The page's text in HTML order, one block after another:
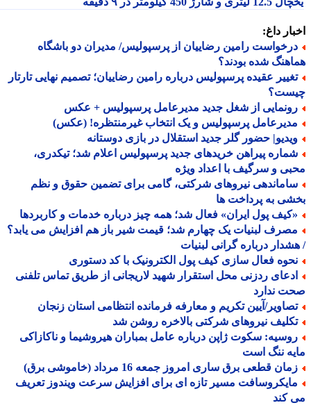
داغ:
رامین رضاییان از پرسپولیس/ مدیران دو باشگاه
شده بودند؟
عقیده پرسپولیس درباره رامین رضاییان؛ تصمیم نهایی تارتار
از شغل جدید مدیرعامل پرسپولیس + عکس
پرسپولیس و یک انتخاب غیرمنتظره! (عکس)
حضور گلر جدید استقلال در بازی دوستانه
پیراهن خریدهای جدید پرسپولیس اعلام شد؛ تیکدری،
و سرگیف با اعداد ویژه
نیروهای شرکتی، گامی برای تضمین حقوق و نظم
به پرداخت ها
پول ایران» فعال شد؛ همه چیز درباره خدمات و کاربردها
لبنیات یک چهارم شد؛ قیمت شیر باز هم افزایش می یابد؟
درباره گرانی لبنیات
فعال سازی کیف پول الکترونیک با کد دستوری
ردزنی محل استقرار شهید لاریجانی از طریق تماس تلفنی
ندارد
آیین تکریم و معارفه فرمانده انتظامی استان زنجان
نیروهای شرکتی بالاخره روشن شد
سکوت ژاپن درباره عامل بمباران هیروشیما و ناکازاکی
ننگ است
قطعی برق ساری امروز جمعه 16 مرداد (خاموشی برق)
مسیر تازه ای برای افزایش سرعت ویندوز تعریف
کند